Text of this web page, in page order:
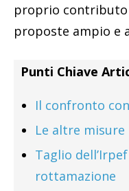
proprio contributo
proposte ampio e
Punti Chiave
Il confronto
Le altre misure
Taglio
rottamazione